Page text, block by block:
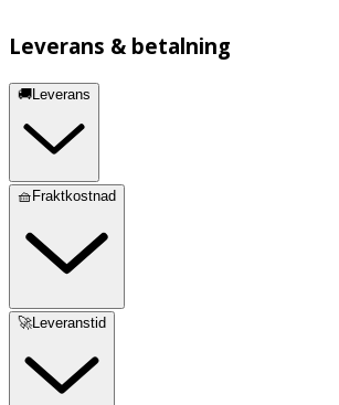
Leverans & betalning
🚚Leverans
🧺Fraktkostnad
🚀Leveranstid